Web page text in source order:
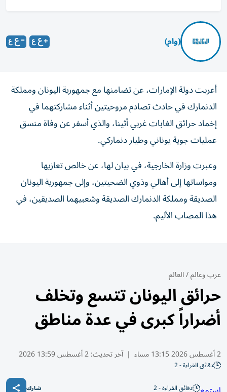
(وام)
أعربت دولة الإمارات، عن تضامنها مع جمهورية اليونان ومملكة
الدنمارك في حادث تصادم مروحيتين أثناء مشاركتهما في
إخماد حرائق الغابات غربي أثينا، والذي أسفر عن وفاة منسق
عمليات جوية يوناني وطيار دنماركي.
وعبرت وزارة الخارجية، في بيان لها، عن خالص تعازيها
ومواساتها إلى أهالي وذوي الضحيتين، وإلى جمهورية اليونان
الصديقة ومملكة الدنمارك الصديقة وشعبيهما الصديقين، في
هذا المصاب الأليم.
عرب وعالم/العالم
حرائق اليونان تتسع وتخلف
أضراراً كبرى في عدة مناطق
2 أغسطس 2026 13:15 مساء | آخر تحديث:2 أغسطس 13:59 2026
دقائق القراءة - 2
دقائق القراءة - 2 شارك